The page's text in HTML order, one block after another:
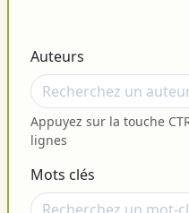
Auteurs
Appuyez sur la touche
lignes
Mots clés